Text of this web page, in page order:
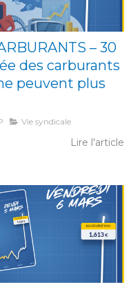
– 30
des carburants
peuvent plus
Vie syndicale
Lire l'article